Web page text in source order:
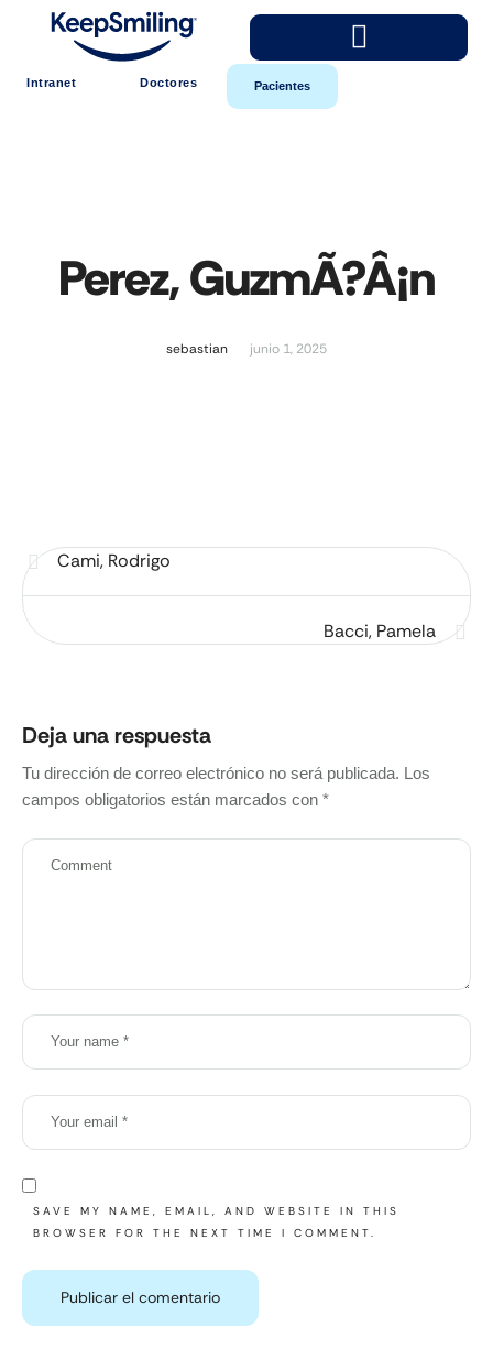
Intranet Doctores Pacientes
Perez, GuzmÃ?Â¡n
sebastian junio 1, 2025
Cami, Rodrigo
Bacci, Pamela
Deja una respuesta
Tu dirección de correo electrónico no será publicada. Los
campos obligatorios están marcados con *
SAVE MY NAME, EMAIL, AND WEBSITE IN THIS
BROWSER FOR THE NEXT TIME I COMMENT.